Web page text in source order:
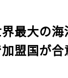
界最大の
盟国が合